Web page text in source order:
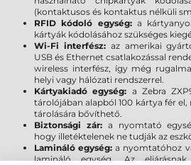
(kontaktusos és kontaktus nélküli
RFID kódoló egység: a
kártyák kódolásához szükséges
Wi-Fi interfész: az amerikai
USB és Ethernet csatlakozással
wireless interfész, így még
helyi vagy hálózati rendszerrel.
Kártyakiadó egység: a Zebra
tárolójában alapból 100 kártya fér
tárolására bővíthető.
Biztonsági zár: a nyomtató
hogy illetéktelenek ne tudják az
Lamináló egység:a nyomtatóhoz
lamináló egység. Az